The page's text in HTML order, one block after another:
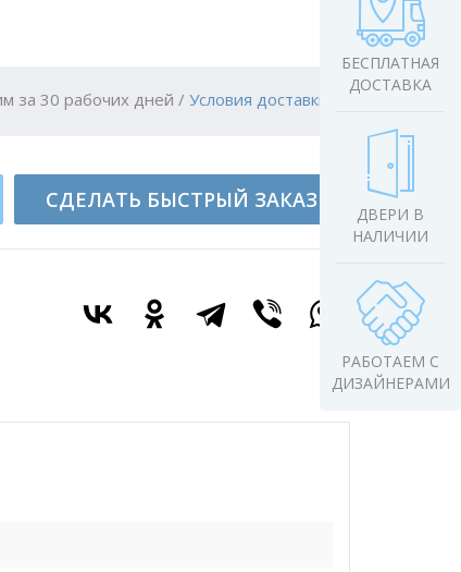
БЕСПЛАТНАЯ
ДОСТАВКА
ДВЕРИ В
НАЛИЧИИ
РАБОТАЕМ С
ДИЗАЙНЕРАМИ
за 30 рабочих дней / Условия доставки
СДЕЛАТЬ БЫСТРЫЙ ЗАКАЗ